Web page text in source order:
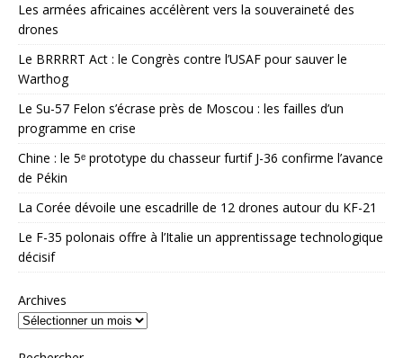
Les armées africaines accélèrent vers la souveraineté des
drones
Le BRRRRT Act : le Congrès contre l’USAF pour sauver le
Warthog
Le Su-57 Felon s’écrase près de Moscou : les failles d’un
programme en crise
Chine : le 5ᵉ prototype du chasseur furtif J-36 confirme l’avance
de Pékin
La Corée dévoile une escadrille de 12 drones autour du KF-21
Le F-35 polonais offre à l’Italie un apprentissage technologique
décisif
Archives